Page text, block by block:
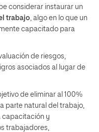
considerar instaurar un
trabajo , algo en lo que un
capacitado para
de riesgos,
asociados al lugar de
de eliminar al 100%
parte natural del trabajo,
capacitación y
trabajadores,